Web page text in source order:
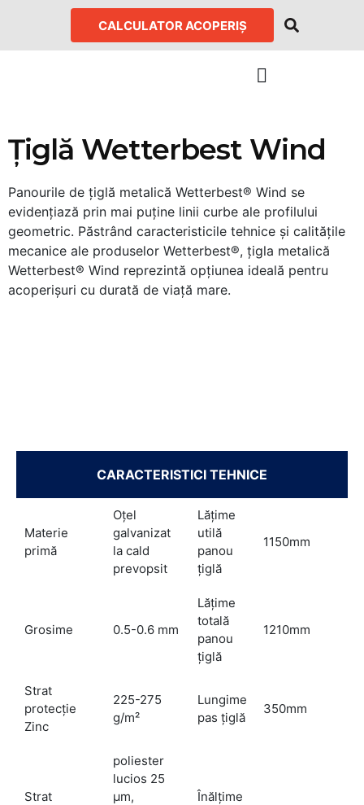
CALCULATOR ACOPERIȘ
Țiglă Wetterbest Wind
Panourile de țiglă metalică Wetterbest® Wind se
evidenţiază prin mai puţine linii curbe ale profilului
geometric. Păstrând caracteristicile tehnice şi calităţile
mecanice ale produselor Wetterbest®, ţigla metalică
Wetterbest® Wind reprezintă opţiunea ideală pentru
acoperişuri cu durată de viaţă mare.
CARACTERISTICI TEHNICE
Materie
primă
Oţel
galvanizat
la cald
prevopsit
Lăţime
utilă
panou
ţiglă
1150mm
Grosime 0.5-0.6 mm
Lăţime
totală
panou
ţiglă
1210mm
Strat
protecţie
Zinc
225-275
g/m²
Lungime
pas ţiglă
350mm
Strat
poliester
lucios 25
µm,
Înălţime